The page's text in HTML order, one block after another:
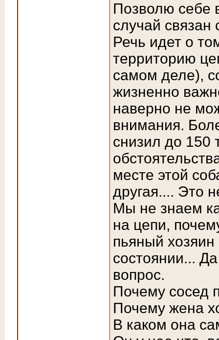
Позволю себе
случай
Речь идет о
территорию
самом деле),
жизненно
наверно не
внимания.
снизил до 150
месте этой
другая.... Это
Мы не знаем
на цепи,
пьяный
состоянии...
вопрос.
Почему сосед
Почему жена
В каком она